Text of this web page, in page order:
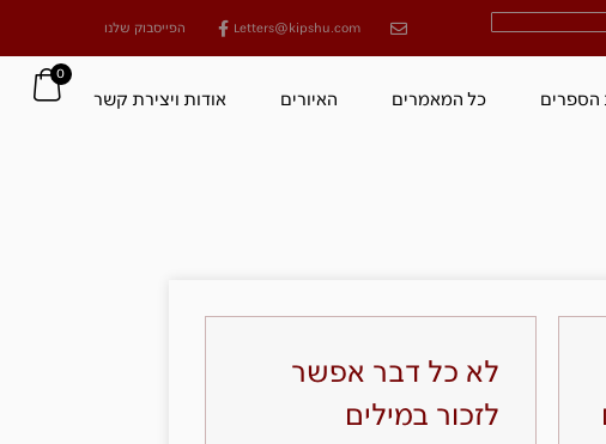
Letters@kipshu.com הפייסבוק שלנו
הספרים כל המאמרים האיורים אודות ויצירת קשר
0
לא כל דבר אפשר
לזכור במילים